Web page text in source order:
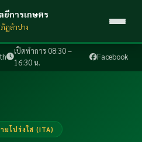
เปิดทำการ 08:30 –
16:30 น.
Facebook
ยีการเกษตร
ฏลำปาง
โปร่งใส (ITA)